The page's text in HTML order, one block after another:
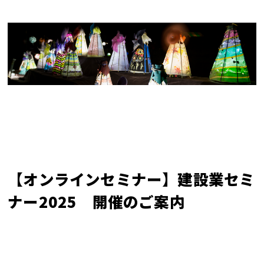
【オンラインセミナー】建設業セミ
ナー2025 開催のご案内